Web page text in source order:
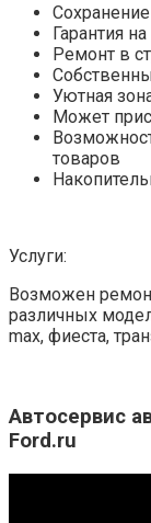
Гарантия
Ремонт в
Уютная
Может
товаров
Услуги:
Возможен
различных
max, фиеста,
Автосервис
Ford.ru